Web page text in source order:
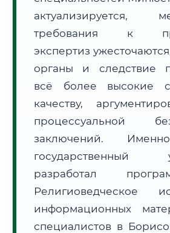
Расчет логистики оригиналов:
• Экспресс-доставка СДЭК / Почтой:
5–7
актуализируется,
требования к
экспертиз
органы и следствие
всё более высокие
качеству,
процессуальной
заключений.
государственный
разработал
Религиоведческое
информационных
специалистов в